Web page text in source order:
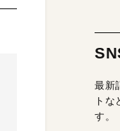
最新
ト
す。